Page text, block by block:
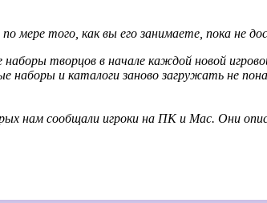
мере того, как вы его занимаете, пока не
творцов в начале каждой новой
наборы и каталоги заново загружать не
нам сообщали игроки на ПК и Mac. Они